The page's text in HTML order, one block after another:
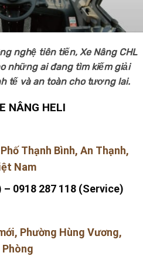
nghệ tiên tiến, Xe Nâng CHL
những ai đang tìm kiếm giải
tế và an toàn cho tương lai.
NÂNG HELI
Thạnh Bình, An Thạnh,
Nam
– 0918 287 118 (Service)
Phường Hùng Vương,
Phòng